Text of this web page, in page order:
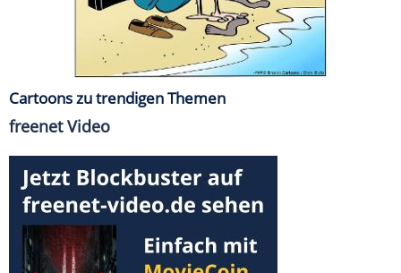
Cartoons zu trendigen Themen
freenet Video